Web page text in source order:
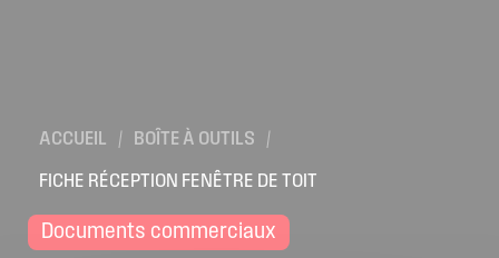
Trouver un artisan
Devenir adhérent
Espace adhérent
ACCUEIL / BOÎTE À OUTILS
/
FICHE RÉCEPTION FENÊTRE DE TOIT
Documents commerciaux